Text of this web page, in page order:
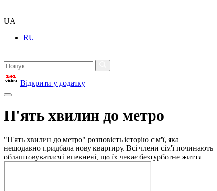
UA
RU
Відкрити у додатку
П'ять хвилин до метро
"П'ять хвилин до метро" розповість історію сім'ї, яка
нещодавно придбала нову квартиру. Всі члени сім'ї починають
облаштовуватися і впевнені, що їх чекає безтурботне життя.